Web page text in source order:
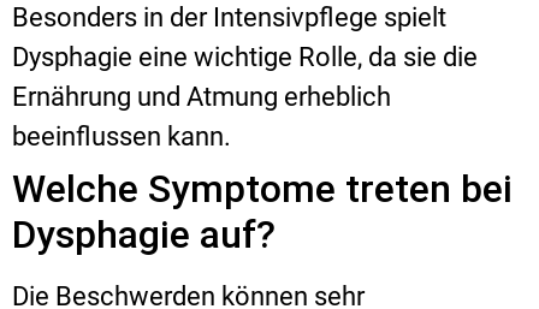
Besonders in der Intensivpflege spielt
Dysphagie eine wichtige Rolle, da sie die
Ernährung und Atmung erheblich
beeinflussen kann.
Welche Symptome treten bei
Dysphagie auf?
Die Beschwerden können sehr